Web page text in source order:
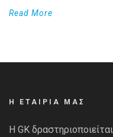
Read More
Η ΕΤΑΙΡΙΑ ΜΑΣ
Η GK